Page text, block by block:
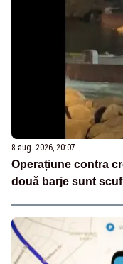
8 aug. 2026, 20:07
Operațiune contra
două barje sunt